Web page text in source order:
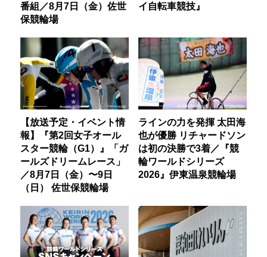
番組／8月7日（金）佐世
保競輪場
イ自転車競技』
【放送予定・イベント情
報】『第2回女子オール
スター競輪（G1）』「ガ
ールズドリームレース」
／8月7日（金）〜9日
（日） 佐世保競輪場
ラインの力を発揮 太田海
也が優勝 リチャードソン
は初の決勝で3着／『競
輪ワールドシリーズ
2026』伊東温泉競輪場